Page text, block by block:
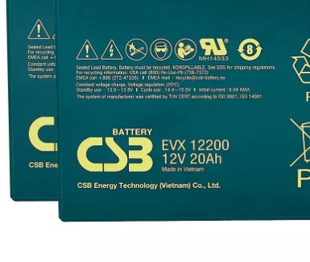
son rigurosamente probadas por nuestro sistema
14001, certificado OHSMS 18001.
reconocidos bajo UL 1989 (número de archivo
la Disposición Especial A67 de la IATA/ICAO para el
por la enmienda 27 como material no peligroso para el
por el DOT como "carga seca" 49 CFR 171-189 para el